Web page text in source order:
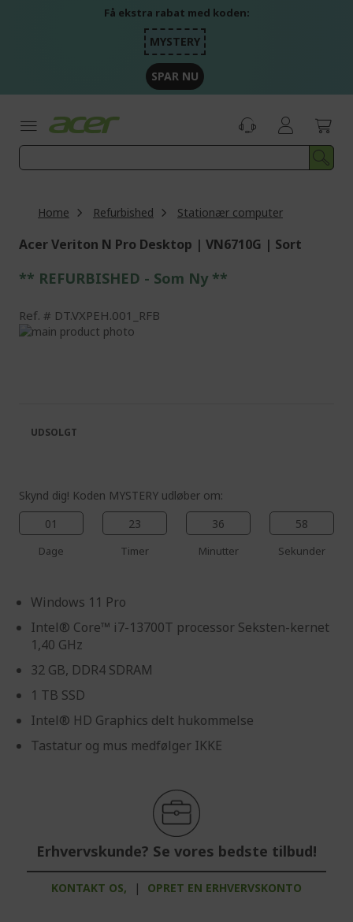
Få ekstra rabat med koden:
MYSTERY
SPAR NU
Home Refurbished Stationær computer
Acer Veriton N Pro Desktop | VN6710G | Sort
** REFURBISHED - Som Ny **
Ref. DT.VXPEH.001_RFB
Skip
images
gallery
the
images
Skynd dig! Koden MYSTERY udløber om:
01
Dage
23
Timer
36
Minutter
57
Sekunder
Windows 11 Pro
Intel® Core™ i7-13700T processor Seksten-kernet
1,40 GHz
32 GB, DDR4 SDRAM
1 TB SSD
Intel® HD Graphics delt hukommelse
Tastatur og mus medfølger IKKE
Erhvervskunde? Se vores bedste tilbud!
KONTAKT OS, | OPRET EN ERHVERVSKONTO
UDSOLGT